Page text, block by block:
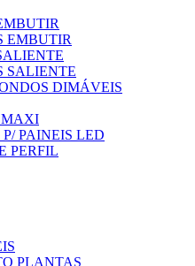
EMBUTIR
SALIENTE
DIMÁVEIS
MAXI
P/ PAINEIS LED
PERFIL
PLANTAS